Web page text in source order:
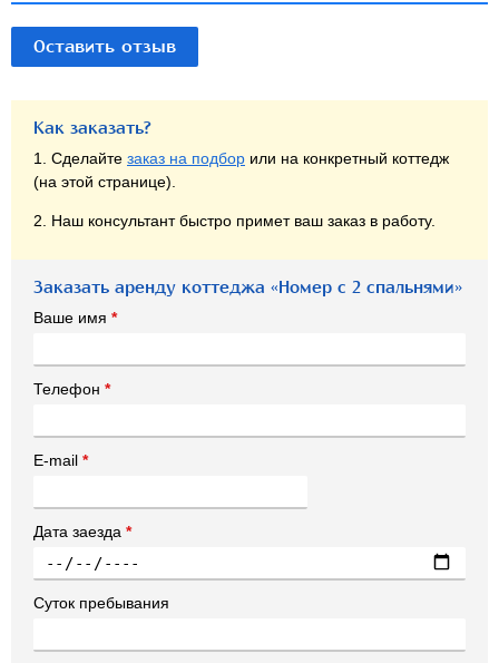
Оставить отзыв
Как заказать?
1. Сделайте заказ на подбор или на конкретный коттедж
(на этой странице).
2. Наш консультант быстро примет ваш заказ в работу.
Заказать аренду коттеджа «Номер с 2 спальнями»
Ваше имя *
Телефон *
E-mail *
Дата заезда *
Суток пребывания